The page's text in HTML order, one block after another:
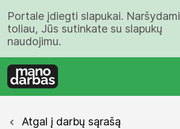
Portale įdiegti slapukai. Naršydami
toliau, Jūs sutinkate su slapukų
naudojimu.
Atgal į darbų sąrašą